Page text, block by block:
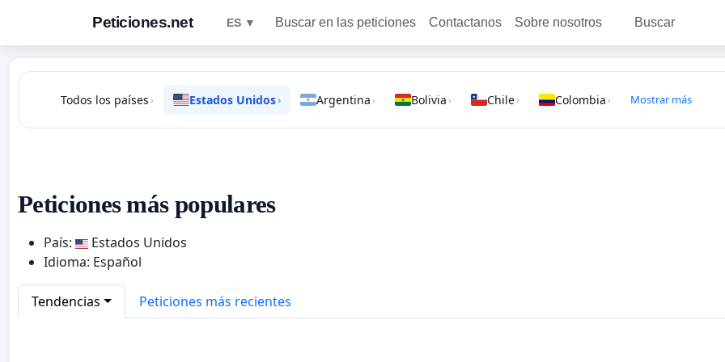
Peticiones.net ES ▼ Buscar en las peticiones Contactanos Sobre nosotros Buscar
Todos los países › Estados Unidos› Argentina › Bolivia › Chile› Colombia › Mostrar más
Peticiones más populares
País:
Estados Unidos
Idioma: Español
Tendencias Peticiones más recientes